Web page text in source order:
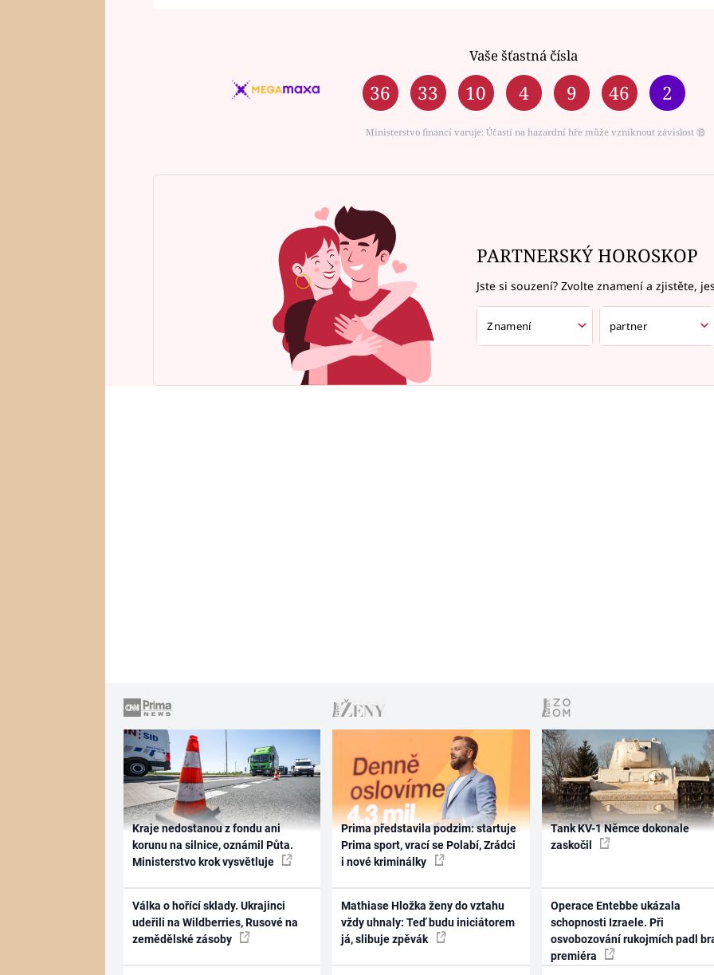
Vaše šťastná čísla
36 33 10 4 9 46 2
Ministerstvo financí varuje: Účastí na hazardní hře může vzniknout závislost ⑱
PARTNERSKÝ HOROSKOP
Jste si souzení? Zvolte znamení a zjistěte,
Kraje nedostanou z fondu ani
korunu na silnice, oznámil Půta.
Ministerstvo krok vysvětluje
Válka o hořící sklady. Ukrajinci
udeřili na Wildberries, Rusové na
zemědělské zásoby
Prima představila podzim: startuje
Prima sport, vrací se Polabí, Zrádci
i nové kriminálky
Mathiase Hložka ženy do vztahu
vždy uhnaly: Teď budu iniciátorem
já, slibuje zpěvák
Tank KV-1 Němce dokonale
zaskočil
Operace Entebbe ukázala
schopnosti Izraele. Při
osvobozování rukojmích padl
premiéra